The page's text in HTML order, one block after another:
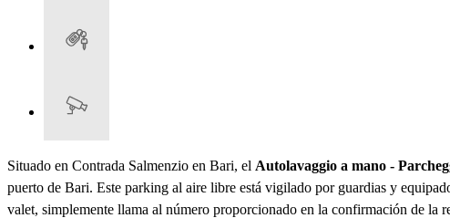
Situado en Contrada Salmenzio en Bari, el Autolavaggio a mano -
puerto de Bari. Este parking al aire libre está vigilado por guardias y
valet, simplemente llama al número proporcionado en la confirmación de la